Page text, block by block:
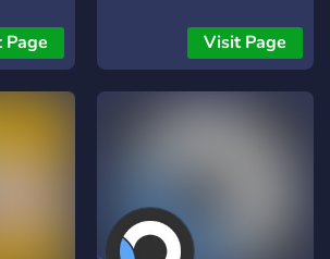
di
un
e nuove amicizie in
un’atmosfera comfy e
totalmente nerd-friendly. 🎋
al competitivo, l'importante
è divertirsi in vocal! 👻
Visit Page